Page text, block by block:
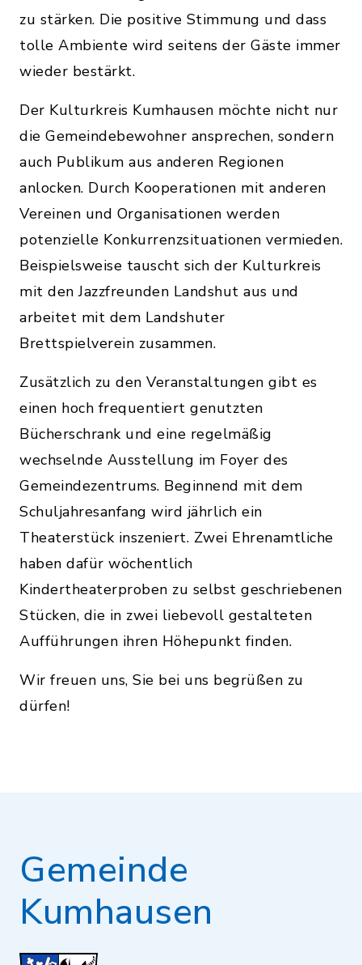
zu stärken. Die positive Stimmung und dass
tolle Ambiente wird seitens der Gäste immer
wieder bestärkt.
Der Kulturkreis Kumhausen möchte nicht nur
die Gemeindebewohner ansprechen, sondern
auch Publikum aus anderen Regionen
anlocken. Durch Kooperationen mit anderen
Vereinen und Organisationen werden
potenzielle Konkurrenzsituationen vermieden.
Beispielsweise tauscht sich der Kulturkreis
mit den Jazzfreunden Landshut aus und
arbeitet mit dem Landshuter
Brettspielverein zusammen.
Zusätzlich zu den Veranstaltungen gibt es
einen hoch frequentiert genutzten
Bücherschrank und eine regelmäßig
wechselnde Ausstellung im Foyer des
Gemeindezentrums. Beginnend mit dem
Schuljahresanfang wird jährlich ein
Theaterstück inszeniert. Zwei Ehrenamtliche
haben dafür wöchentlich
Kindertheaterproben zu selbst geschriebenen
Stücken, die in zwei liebevoll gestalteten
Aufführungen ihren Höhepunkt finden.
Wir freuen uns, Sie bei uns begrüßen zu
dürfen!
Gemeinde
Kumhausen